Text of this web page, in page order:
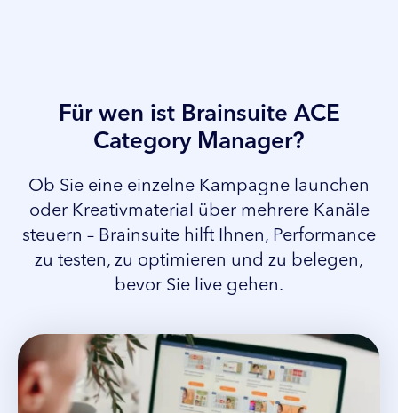
Für wen ist Brainsuite ACE
Category Manager?
Ob Sie eine einzelne Kampagne launchen
oder Kreativmaterial über mehrere Kanäle
steuern – Brainsuite hilft Ihnen, Performance
zu testen, zu optimieren und zu belegen,
bevor Sie live gehen.